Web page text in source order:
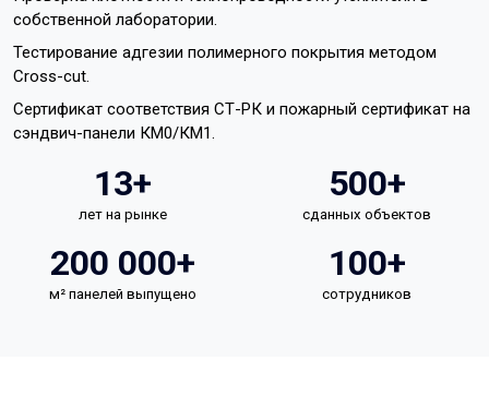
собственной лаборатории.
Тестирование адгезии полимерного покрытия методом
Cross-cut.
Сертификат соответствия СТ-РК и пожарный сертификат на
сэндвич-панели КМ0/КМ1.
13+
лет на рынке
500+
сданных объектов
200 000+
м² панелей выпущено
100+
сотрудников